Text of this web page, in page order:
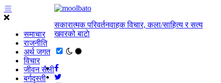
समाचार
राजनीति
अर्थ जगत
विचार
जीवन सैली
बर्गदृस्ती
सकारात्मक परिवर्तनवाहक विचार, कला/साहित्य र सत्य
खवरको बाटाे